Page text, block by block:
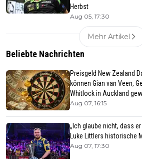
Herbst
Aug 05, 17:30
Mehr Artikel
Beliebte Nachrichten
Preisgeld New Zealand
können Gian van Veen,
Whitlock in Auckland
Aug 07, 16:15
„Ich glaube nicht, dass
Luke Littlers historische
Aug 07, 17:30